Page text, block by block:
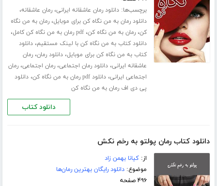
برچسب‌ها:دانلود رمان عاشقانه ایرانی،رمان عاشقانه،
دانلود رمان به من نگاه کن برای موبایل،رمان به من نگاه
کن،رمان به من نگاه کن،pdf رمان به من نگاه کن کامل ،
دانلود کتاب به من نگاه کن با لینک مستقیم،دانلود
کتاب به من نگاه کن برای موبایل،دانلود رمان،رمان
عاشقانه ایرانی،دانلود رمان اجتماعی،رمان اجتماعی،رمان
اجتماعی ایرانی،دانلود pdf رمان به من نگاه کن ،دانلود
پی دی اف رمان به من نگاه کن
دانلود کتاب
دانلود کتاب رمان پولتو به رخم نکش
از:کیانا بهمن زاد
موضوع:دانلود رایگان بهترین رمان‌ها
۴۹۶ صفحه